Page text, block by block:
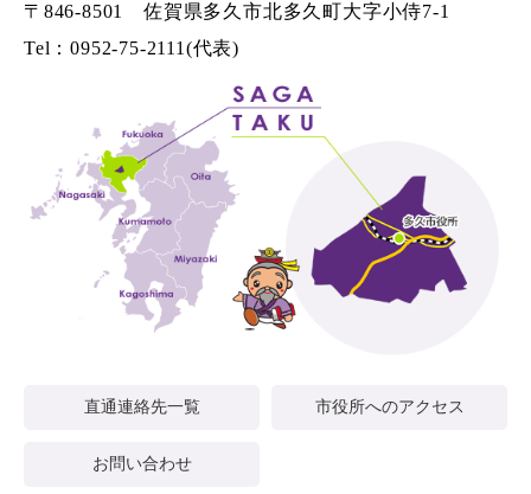
〒846-8501 佐賀県多久市北多久町大字小侍7-1
Tel：0952-75-2111(代表)
直通連絡先一覧 市役所へのアクセス
お問い合わせ